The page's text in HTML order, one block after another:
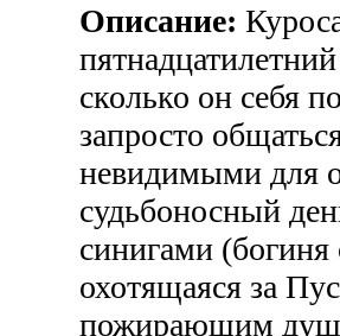
Описание:
сколько он себя
запросто
невидимыми для
судьбоносный
синигами
охотящаяся за
пожирающим